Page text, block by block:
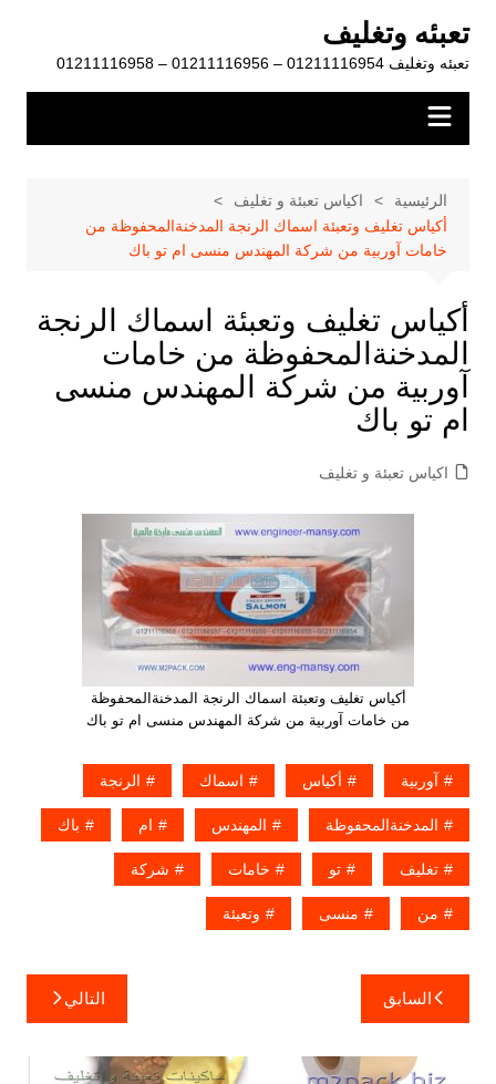
المحتوى
تعبئه وتغليف
تعبئه وتغليف 01211116954 – 01211116956 – 01211116958
الرئيسية
اكياس تعبئة و تغليف
أكياس تغليف وتعبئة اسماك الرنجة المدخنةالمحفوظة من
خامات آوربية من شركة المهندس منسى ام تو باك
أكياس تغليف وتعبئة اسماك الرنجة
المدخنةالمحفوظة من خامات
آوربية من شركة المهندس منسى
ام تو باك
اكياس تعبئة و تغليف
أكياس تغليف وتعبئة اسماك الرنجة المدخنةالمحفوظة
من خامات آوربية من شركة المهندس منسى ام تو باك
آوربية أكياس اسماك الرنجة
المدخنةالمحفوظة المهندس ام باك
تغليف تو خامات شركة
من منسى وتعبئة
تصفّح
المقالات
السابق التالي